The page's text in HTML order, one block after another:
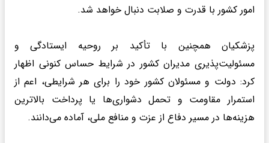
امور کشور با قدرت و صلابت دنبال خواهد شد.
پزشکیان همچنین با تأکید بر روحیه ایستادگی و
مسئولیت‌پذیری مدیران کشور در شرایط حساس کنونی اظهار
کرد: دولت و مسئولان کشور خود را برای هر شرایطی، اعم از
استمرار مقاومت و تحمل دشواری‌ها یا پرداخت بالاترین
هزینه‌ها در مسیر دفاع از عزت و منافع ملی، آماده می‌دانند.